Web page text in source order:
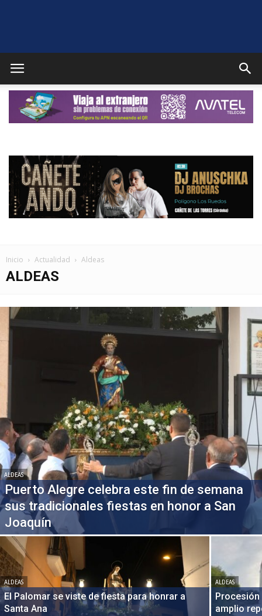
Puente
Genil
Noticias
Inicio Actualidad Aldeas
ALDEAS
ALDEAS
Puerto Alegre celebra este fin de semana
sus tradicionales fiestas en honor a San
Joaquín
ALDEAS
El Palomar se viste de fiesta para honrar a
Santa Ana
ALDEAS
Procesión
amplio